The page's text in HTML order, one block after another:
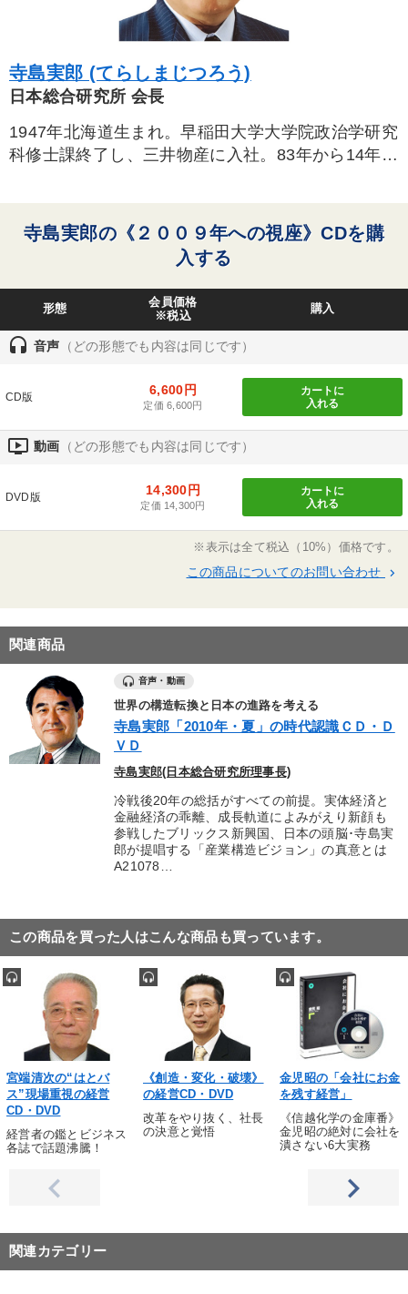
すべての音声・動画（全2076タイトル）からお探しいただけます
タグ・キーワード
井上和弘 稲盛和夫 SNS活用 ベンチャー
会長 通販 資産運用 SDGs 新技術 広報・PR
大竹愼一
寺島実郎 (てらしまじつろう)
日本総合研究所 会長
1947年北海道生まれ。早稲田大学大学院政治学研究
科修士課終了し、三井物産に入社。83年から14年
任。経済界大賞特別賞受賞、宮城県政策顧問、大阪
府政策顧問、神奈川県総合計画審議会会長、経済産
業省エネルギー安全保障研究会座長などの公職も歴
寺島実郎の《２００９年への視座》CDを購
入する
形態
会員価格
※税込
購入
headset 音声 （どの形態でも内容は同じです）
CD版 6,600円
定価 6,600円
カートに
入れる
ondemand_video 動画 （どの形態でも内容は同じです）
DVD版 14,300円
定価 14,300円
カートに
入れる
※表示は全て税込（10%）価格です。
この商品についてのお問い合わせ keyboard_arrow_right
関連商品
音声・動画
世界の構造転換と日本の進路を考える
寺島実郎「2010年・夏」の時代認識ＣＤ・Ｄ
ＶＤ
寺島実郎(日本総合研究所理事長)
冷戦後20年の総括がすべての前提。実体経済と
金融経済の乖離、成長軌道によみがえり新顔も
参戦したブリックス新興国、日本の頭脳･寺島実
郎が提唱する「産業構造ビジョン」の真意とは
A21078…
この商品を買った人はこんな商品も買っています。
宮端清次の“はとバ
ス”現場重視の経営
CD・DVD
経営者の鑑とビジネス
各誌で話題沸騰！
《創造・変化・破壊》
の経営CD・DVD
改革をやり抜く、社長
の決意と覚悟
金児昭の「会社にお金
を残す経営」
《信越化学の金庫番》
金児昭の絶対に会社を
潰さない6大実務
関連カテゴリー